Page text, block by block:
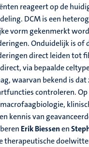
reageert op de
DCM is een
vorm gekenmerkt
Onduidelijk is of
direct leiden tot
via bepaalde
waarvan bekend is dat
controleren. Op
kennis van
Erik Biessenen
therapeutische